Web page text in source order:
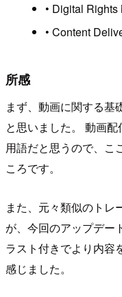
• Digital
• Content
所感
まず、動画に関する基
と思いました。 動画
用語だと思うので、こ
ころです。
また、元々類似のトレ
が、今回のアップデー
ラスト付きでより内容
感じました。